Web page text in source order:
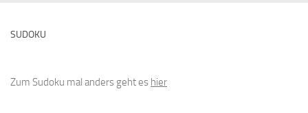
SUDOKU
Zum Sudoku mal anders geht es hier